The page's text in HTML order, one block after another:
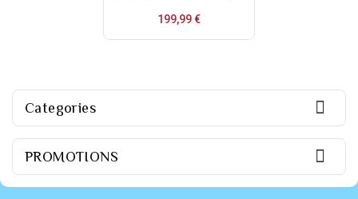
199,99 €Prix
Categories 
PROMOTIONS 